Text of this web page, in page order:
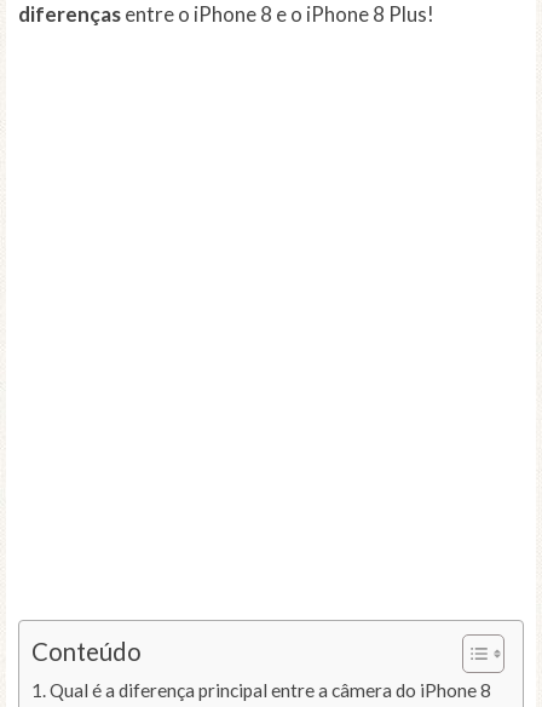
diferençasentre o iPhone 8 e o iPhone 8 Plus!
Conteúdo
Qual é a diferença principal entre a câmera do iPhone 8